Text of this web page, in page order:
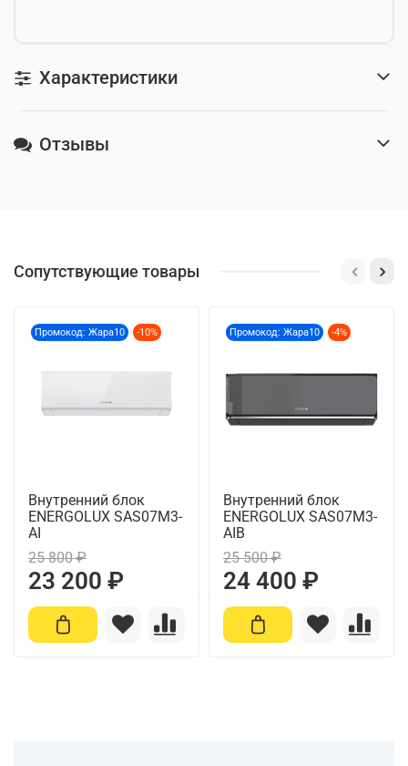
Характеристики
Отзывы
Сопутствующие товары
Промокод: Жара10 -10%
Внутренний блок
ENERGOLUX SAS07M3-
AI
25 800 ₽
23 200 ₽
Промокод: Жара10 -4%
Внутренний блок
ENERGOLUX SAS07M3-
AIB
25 500 ₽
24 400 ₽